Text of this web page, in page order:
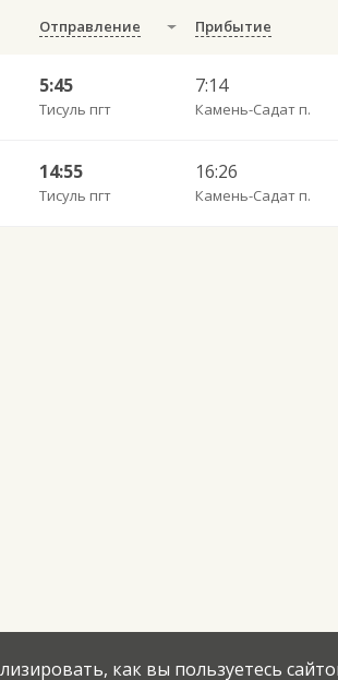
Отправление Прибытие
5:45
Тисуль пгт
7:14
Камень-Садат п.
14:55
Тисуль пгт
16:26
Камень-Садат п.
как вы пользуетесь